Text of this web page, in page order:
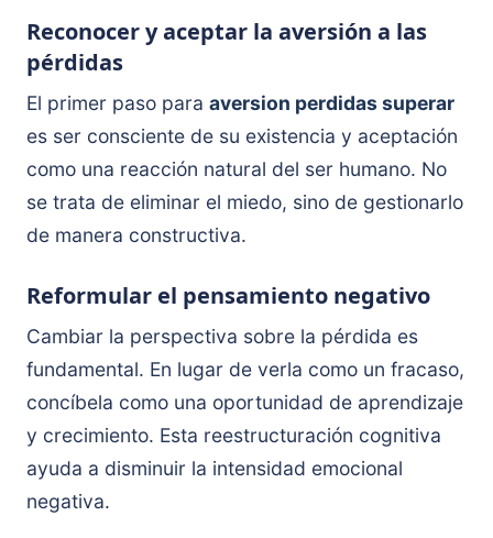
Reconocer y aceptar la aversión a las
pérdidas
El primer paso para aversion perdidas superar
es ser consciente de su existencia y aceptación
como una reacción natural del ser humano. No
se trata de eliminar el miedo, sino de gestionarlo
de manera constructiva.
Reformular el pensamiento negativo
Cambiar la perspectiva sobre la pérdida es
fundamental. En lugar de verla como un fracaso,
concíbela como una oportunidad de aprendizaje
y crecimiento. Esta reestructuración cognitiva
ayuda a disminuir la intensidad emocional
negativa.